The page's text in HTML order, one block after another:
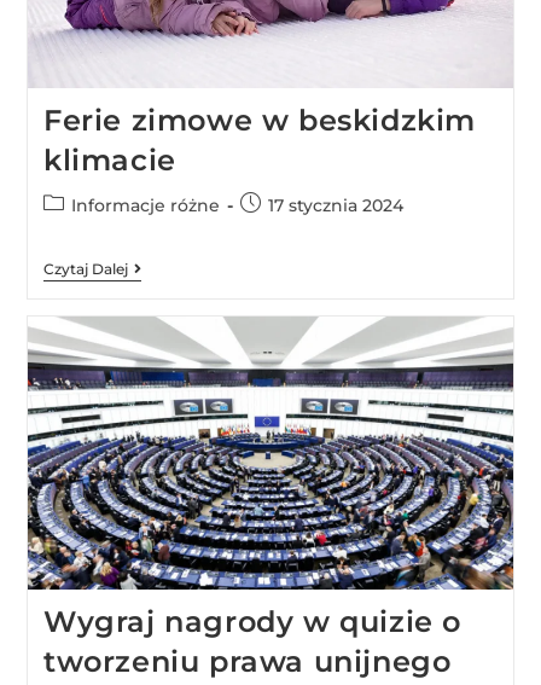
Ferie zimowe w beskidzkim
klimacie
Informacje różne 17 stycznia 2024
Czytaj Dalej
Wygraj nagrody w quizie o
tworzeniu prawa unijnego